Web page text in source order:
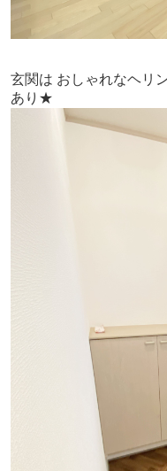
玄関は おしゃれなヘリ
あり★